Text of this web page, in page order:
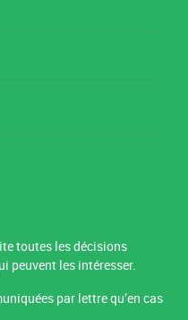
toutes les décisions
peuvent les intéresser.
par lettre qu’en cas